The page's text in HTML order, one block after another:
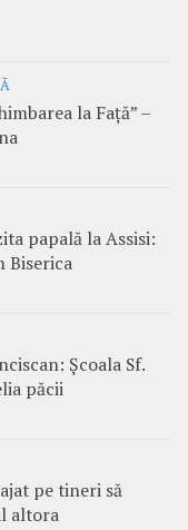
la Față” –
papală la Assisi:
Biserica
Școala Sf.
păcii
pe tineri să
altora